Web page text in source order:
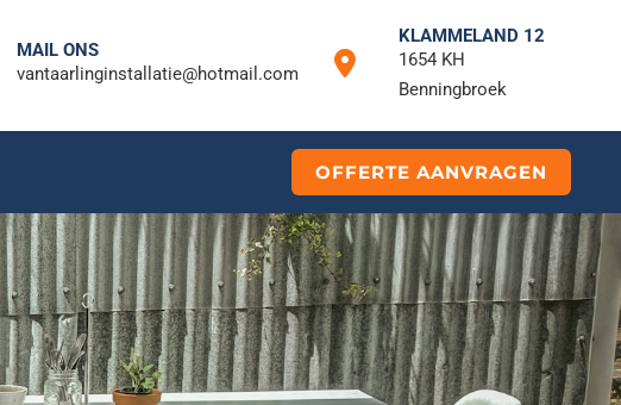
MAIL ONS
vantaarlinginstallatie@hotmail.com
KLAMMELAND 12
1654 KH
Benningbroek
OFFERTE AANVRAGEN